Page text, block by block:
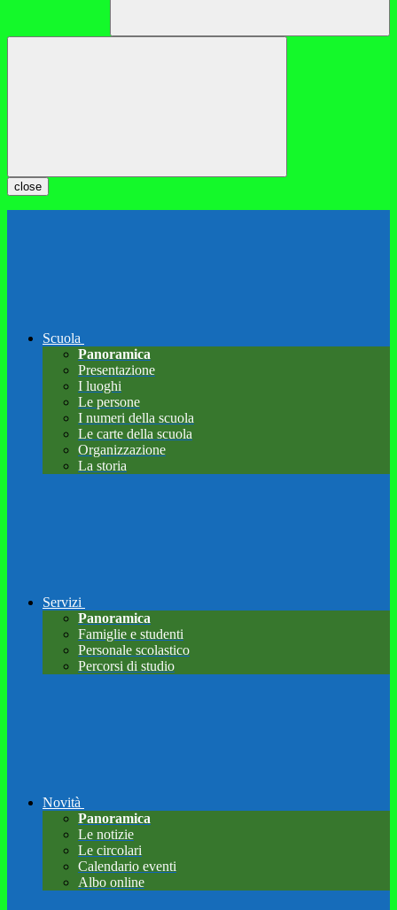
close
Scuola
Panoramica
Presentazione
I luoghi
Le persone
I numeri della scuola
Le carte della scuola
Organizzazione
La storia
Servizi
Panoramica
Famiglie e studenti
Personale scolastico
Percorsi di studio
Novità
Panoramica
Le notizie
Le circolari
Calendario eventi
Albo online